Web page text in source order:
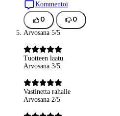
Kommentoi
0 0
Arvosana 5/5
Tuotteen laatu
Arvosana 3/5
Vastinetta rahalle
Arvosana 2/5